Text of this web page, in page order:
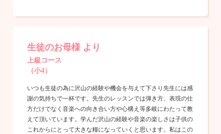
生徒のお母様 より
上級コース
（小4）
いつも生徒の為に沢山の経験や機会を与えて下さり先生には感
謝の気持ちで一杯です。先生のレッスンでは弾き方、表現の仕
方だけでなく音楽への向き合い方や心構え等多岐にわたって教
えて頂いています。学んだ沢山の経験や音楽の楽しさは子供の
これからにとって大きな糧になっていくと思います。私はこの